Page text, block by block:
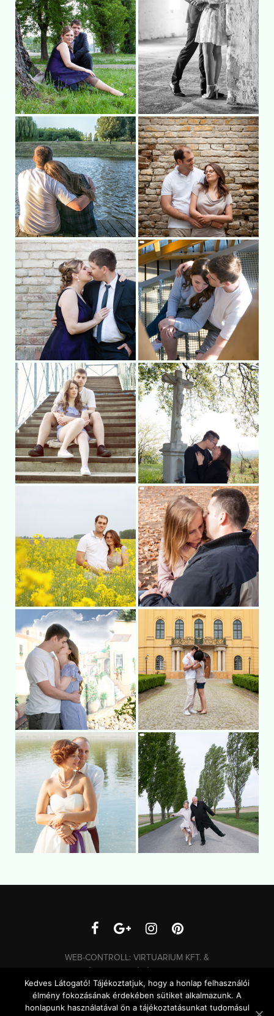
WEB-CONTROLL: VIRTUARIUM KFT. &
FENNTARTVA.
IMPRESSZUM|ADATVÉDELEM |LINKEK|JAVASOLT
Kedves Látogató! Tájékoztatjuk, hogy a honlap felhasználói
élmény fokozásának érdekében sütiket alkalmazunk. A
honlapunk használatával ön a tájékoztatásunkat tudomásul